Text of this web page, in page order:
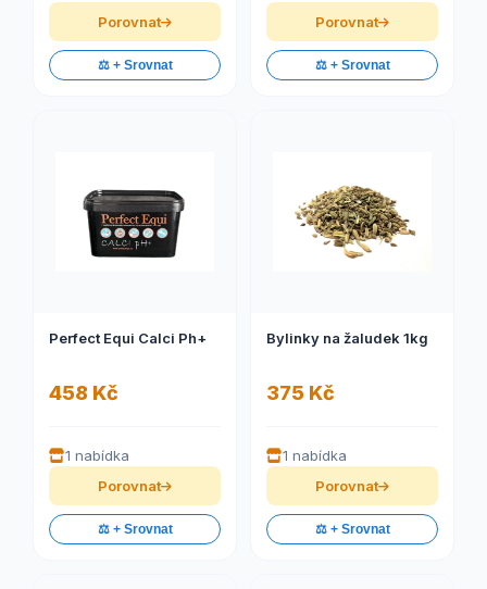
Porovnat
⚖️ + Srovnat
Porovnat
⚖️ + Srovnat
Perfect Equi Calci Ph+
458 Kč
1 nabídka
Porovnat
⚖️ + Srovnat
Bylinky na žaludek 1kg
375 Kč
1 nabídka
Porovnat
⚖️ + Srovnat